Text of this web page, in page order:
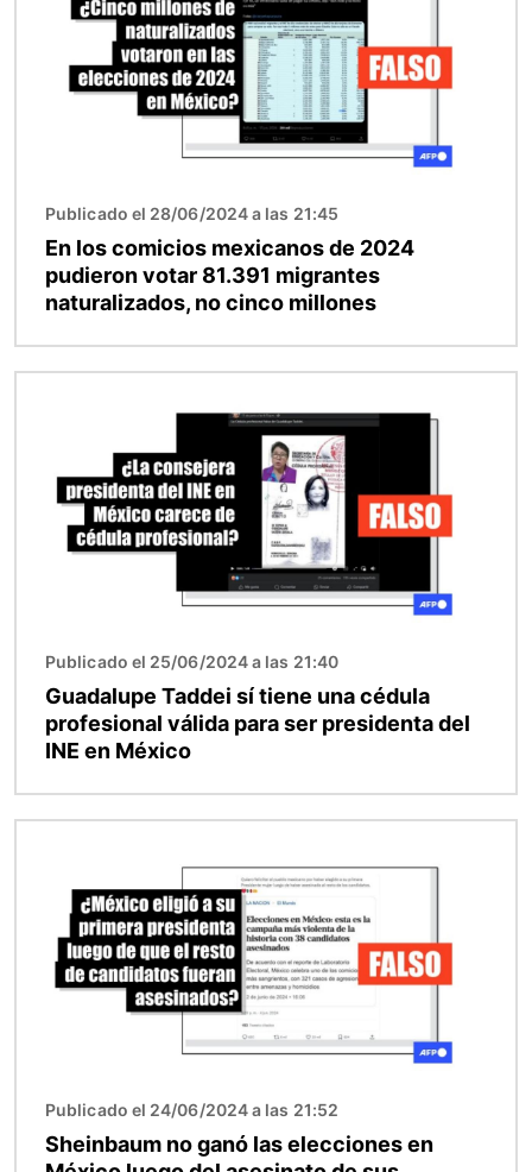
Publicado el 28/06/2024 a las 21:45
En los comicios mexicanos de 2024
pudieron votar 81.391 migrantes
naturalizados, no cinco millones
Publicado el 25/06/2024 a las 21:40
Guadalupe Taddei sí tiene una cédula
profesional válida para ser presidenta del
INE en México
Publicado el 24/06/2024 a las 21:52
Sheinbaum no ganó las elecciones en